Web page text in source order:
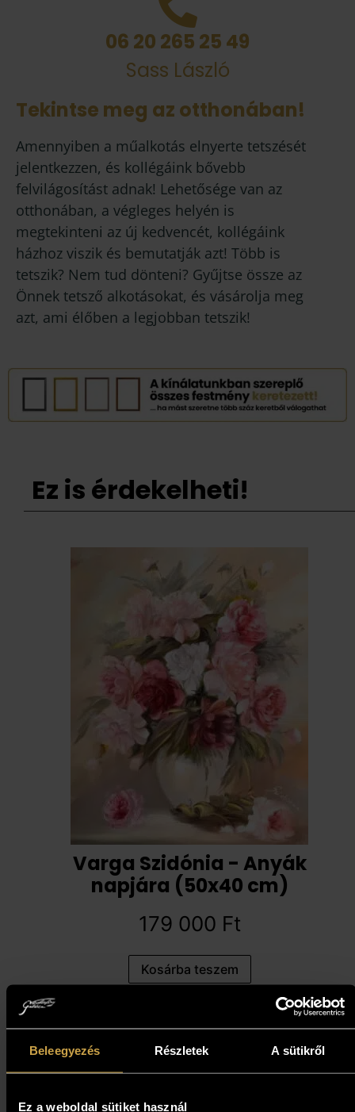
Beleegyezés Részletek A sütikről
Ez a weboldal sütiket használ
06 20 265 25 49
Sass László
Tekintse meg az otthonában!
Amennyiben a műalkotás elnyerte tetszését
jelentkezzen, és kollégáink bővebb
felvilágosítást adnak! Lehetősége van az
otthonában, a végleges helyén is
megtekinteni az új kedvencét, kollégáink
házhoz viszik és bemutatják azt! Több is
tetszik? Nem tud dönteni? Gyűjtse össze az
Önnek tetsző alkotásokat, és vásárolja meg
azt, ami élőben a legjobban tetszik!
Ez is érdekelheti!
Varga Szidónia - Anyák
napjára (50x40 cm)
179 000 Ft
Kosárba teszem